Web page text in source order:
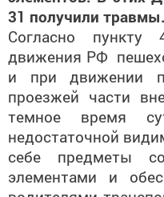
31 получили травмы.
Согласно пункту
движения РФ
и при движении
проезжей части
темное время
недостаточной
себе предметы
элементами и